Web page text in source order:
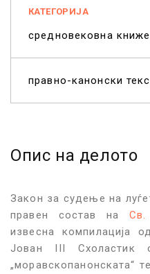
КАТЕГОРИЈА
средновековна
правно-канонски
Опис на делото
Закон за судење на
правен состав наСв.
извесна компилација
Јован III Схоластик
„моравскопанонската“